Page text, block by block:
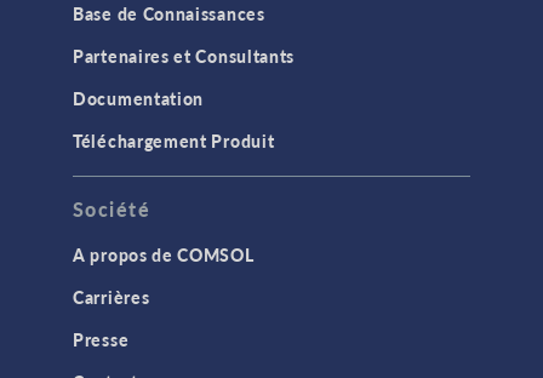
Base de Connaissances
Partenaires et Consultants
Documentation
Téléchargement Produit
Société
A propos de COMSOL
Carrières
Presse